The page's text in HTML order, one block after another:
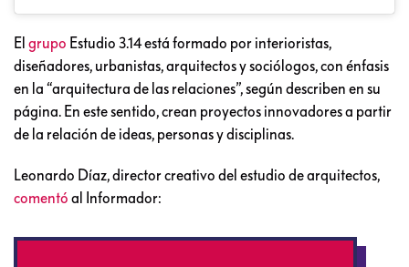
El grupo Estudio 3.14 está formado por interioristas,
diseñadores, urbanistas, arquitectos y sociólogos, con énfasis
en la “arquitectura de las relaciones”, según describen en su
página. En este sentido, crean proyectos innovadores a partir
de la relación de ideas, personas y disciplinas.
Leonardo Díaz, director creativo del estudio de arquitectos,
comentó al Informador: